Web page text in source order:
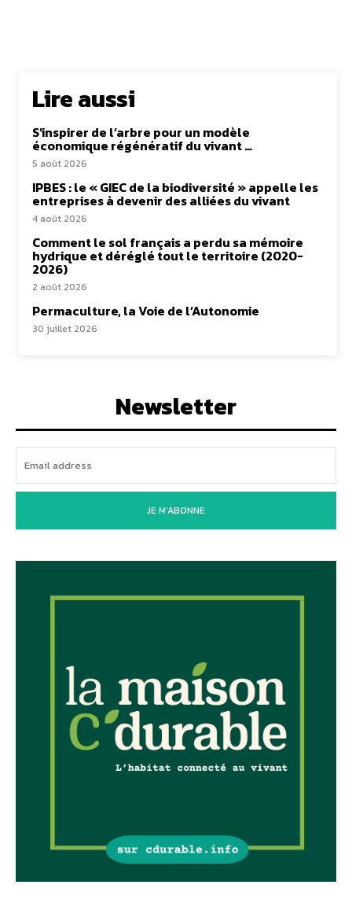
Lire aussi
S’inspirer de l’arbre pour un modèle
économique régénératif du vivant …
5 août 2026
IPBES : le « GIEC de la biodiversité » appelle les
entreprises à devenir des alliées du vivant
4 août 2026
Comment le sol français a perdu sa mémoire
hydrique et déréglé tout le territoire (2020-
2026)
2 août 2026
Permaculture, la Voie de l’Autonomie
30 juillet 2026
Newsletter
JE M'ABONNE